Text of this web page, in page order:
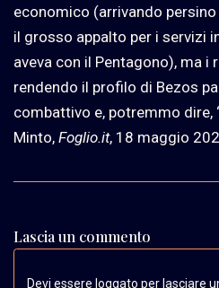
economico (arrivando
il grosso appalto per i servizi
aveva con il Pentagono), ma i
rendendo il profilo di Bezos
combattivo e, potremmo dire,
Minto, Foglio.it, 18 maggio
Lascia un commento
Devi essere loggato per lasciare